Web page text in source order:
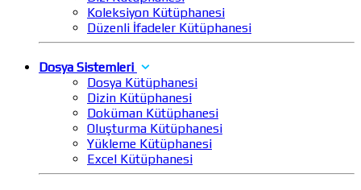
Koleksiyon Kütüphanesi
Düzenli İfadeler Kütüphanesi
Dosya Sistemleri
Dosya Kütüphanesi
Dizin Kütüphanesi
Doküman Kütüphanesi
Oluşturma Kütüphanesi
Yükleme Kütüphanesi
Excel Kütüphanesi